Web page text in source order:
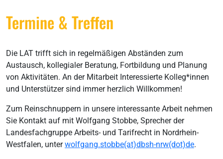
Termine & Treffen
Die LAT trifft sich in regelmäßigen Abständen zum
Austausch, kollegialer Beratung, Fortbildung und Planung
von Aktivitäten. An der Mitarbeit Interessierte Kolleg*innen
und Unterstützer sind immer herzlich Willkommen!
Zum Reinschnuppern in unsere interessante Arbeit nehmen
Sie Kontakt auf mit Wolfgang Stobbe, Sprecher der
Landesfachgruppe Arbeits- und Tarifrecht in Nordrhein-
Westfalen, unterwolfgang.stobbe(at)dbsh-nrw(dot)de.